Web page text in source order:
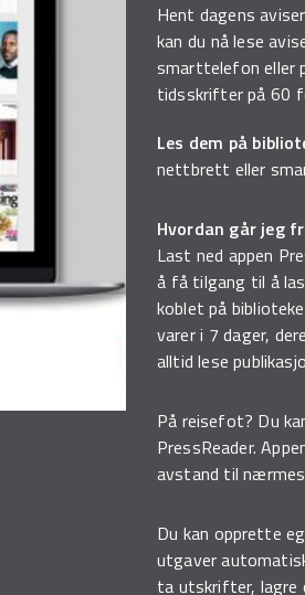
Hent dagens
kan du nå lese
smarttelefon eller
tidsskrifter på 60
Les dem på
nettbrett eller
Hvordan går jeg
Last ned appen
å få tilgang til å
koblet på
varer i 7 dager,
alltid lese
På reisefot? Du
PressReader.
avstand til
Du kan opprette
utgaver
ta utskrifter, lagre